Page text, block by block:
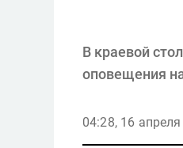
В краевой
оповещения
04:28, 16 апреля